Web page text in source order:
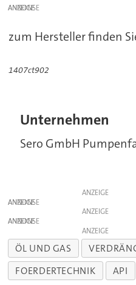
ANZEIGE
zum Hersteller finden
1407ct902
Unternehmen
Sero GmbH
ANZEIGE
ANZEIGE
ANZEIGE
ANZEIGE
ANZEIGE
ÖL UND GAS
FOERDERTECHNIK
API